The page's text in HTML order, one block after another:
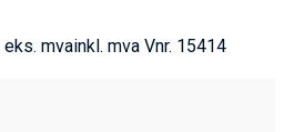
eks. mvainkl. mva Vnr. 15414